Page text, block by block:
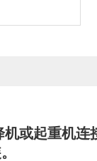
或起重机连